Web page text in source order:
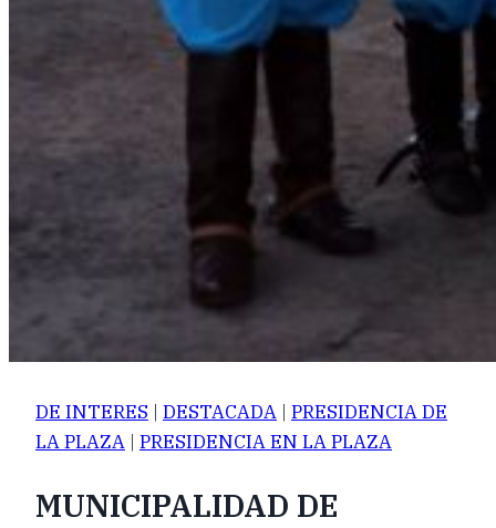
DE INTERES | DESTACADA | PRESIDENCIA DE
LA PLAZA | PRESIDENCIA EN LA PLAZA
MUNICIPALIDAD DE